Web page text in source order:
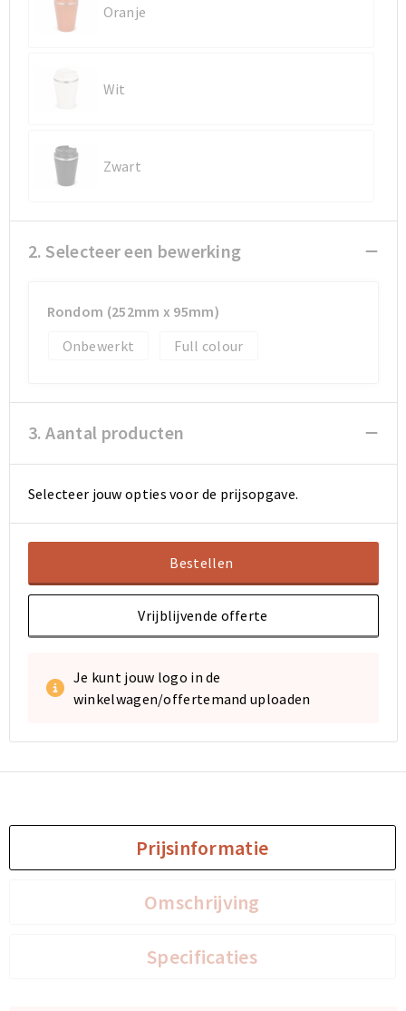
Toilettassen
Heuptassen
Boodschappentassen
Toilettassen
Heuptassen
Boodschappentassen
Oranje
Wit
Zwart
2. Selecteer een bewerking
Rondom (252mm x 95mm)
Onbewerkt
Full colour
3. Aantal producten
Selecteer jouw opties voor de prijsopgave.
Bestellen
Vrijblijvende offerte
Je kunt jouw logo in de
winkelwagen/offertemand uploaden
Prijsinformatie
Omschrijving
Specificaties